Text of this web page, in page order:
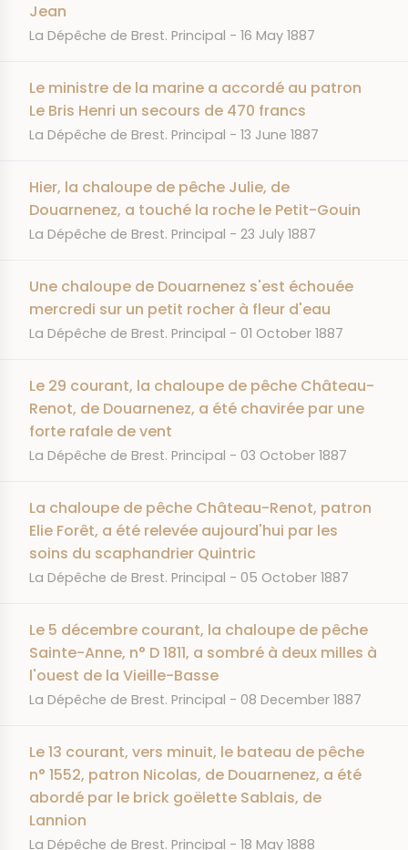
Jean
JOURNAL
La Dépêche de Brest. Principal DATE
16 May 1887
Le ministre de la marine a accordé au patron
Le Bris Henri un secours de 470 francs
JOURNAL
La Dépêche de Brest. Principal DATE
13 June 1887
Hier, la chaloupe de pêche Julie, de
Douarnenez, a touché la roche le Petit-Gouin
JOURNAL
La Dépêche de Brest. Principal DATE
23 July 1887
Une chaloupe de Douarnenez s'est échouée
mercredi sur un petit rocher à fleur d'eau
JOURNAL
La Dépêche de Brest. Principal DATE
01 October 1887
Le 29 courant, la chaloupe de pêche Château-
Renot, de Douarnenez, a été chavirée par une
forte rafale de vent
JOURNAL
La Dépêche de Brest. Principal DATE
03 October 1887
La chaloupe de pêche Château-Renot, patron
Elie Forêt, a été relevée aujourd'hui par les
soins du scaphandrier Quintric
JOURNAL
La Dépêche de Brest. Principal DATE
05 October 1887
Le 5 décembre courant, la chaloupe de pêche
Sainte-Anne, n° D 1811, a sombré à deux milles à
l'ouest de la Vieille-Basse
JOURNAL
La Dépêche de Brest. Principal DATE
08 December 1887
Le 13 courant, vers minuit, le bateau de pêche
n° 1552, patron Nicolas, de Douarnenez, a été
abordé par le brick goëlette Sablais, de
Lannion
JOURNAL
La Dépêche de Brest. Principal DATE
18 May 1888